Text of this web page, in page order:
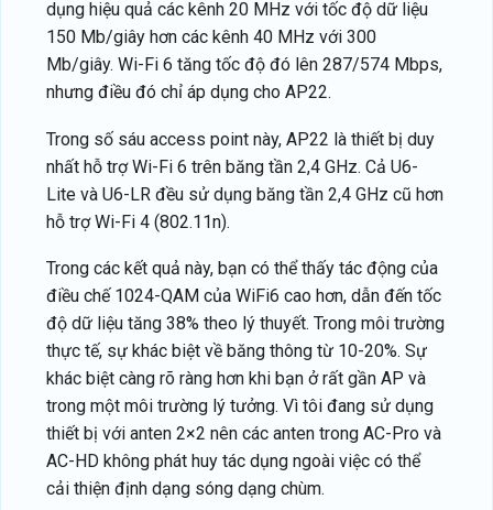
dụng hiệu quả các kênh 20 MHz với tốc độ dữ liệu
150 Mb/giây hơn các kênh 40 MHz với 300
Mb/giây. Wi-Fi 6 tăng tốc độ đó lên 287/574 Mbps,
nhưng điều đó chỉ áp dụng cho AP22.
Trong số sáu access point này, AP22 là thiết bị duy
nhất hỗ trợ Wi-Fi 6 trên băng tần 2,4 GHz. Cả U6-
Lite và U6-LR đều sử dụng băng tần 2,4 GHz cũ hơn
hỗ trợ Wi-Fi 4 (802.11n).
Trong các kết quả này, bạn có thể thấy tác động của
điều chế 1024-QAM của WiFi6 cao hơn, dẫn đến tốc
độ dữ liệu tăng 38% theo lý thuyết. Trong môi trường
thực tế, sự khác biệt về băng thông từ 10-20%. Sự
khác biệt càng rõ ràng hơn khi bạn ở rất gần AP và
trong một môi trường lý tưởng. Vì tôi đang sử dụng
thiết bị với anten 2×2 nên các anten trong AC-Pro và
AC-HD không phát huy tác dụng ngoài việc có thể
cải thiện định dạng sóng dạng chùm.